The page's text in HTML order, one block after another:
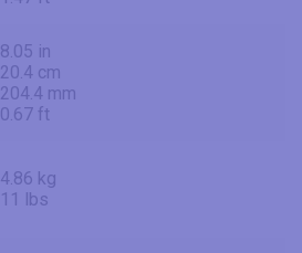
8.05 in
20.4 cm
204.4 mm
0.67 ft
4.86 kg
11 lbs